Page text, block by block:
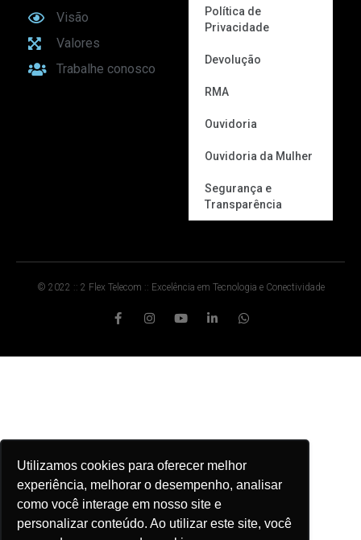
Utilizamos cookies para oferecer melhor
experiência, melhorar o desempenho, analisar
como você interage em nosso site e
personalizar conteúdo. Ao utilizar este site, você
Visão
Valores
Trabalhe conosco
Política de
Privacidade
Devolução
RMA
Ouvidoria
Ouvidoria da Mulher
Segurança e
Transparência
© 2022 :: 2 Flex Telecom :: Excelência em Tecnologia e Conectividade